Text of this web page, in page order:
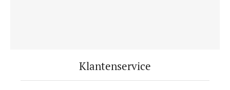
Klantenservice